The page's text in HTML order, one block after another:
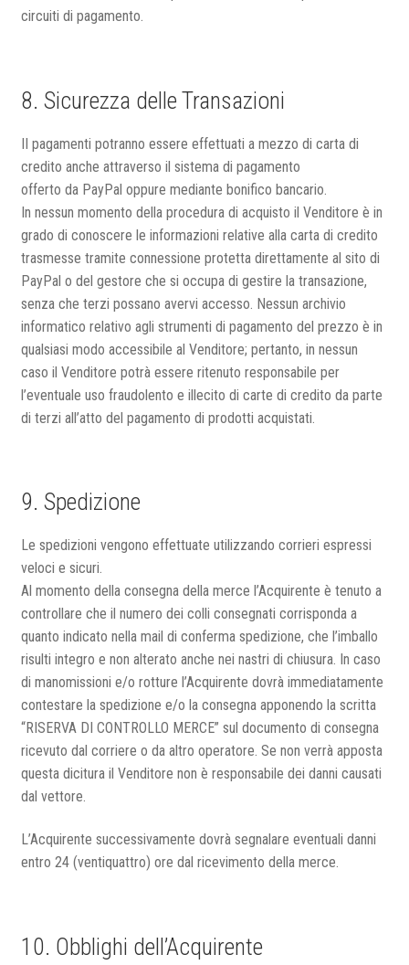
circuiti di pagamento.
8. Sicurezza delle Transazioni
II pagamenti potranno essere effettuati a mezzo di carta di
credito anche attraverso il sistema di pagamento
offerto da PayPal oppure mediante bonifico bancario.
In nessun momento della procedura di acquisto il Venditore è in
grado di conoscere le informazioni relative alla carta di credito
trasmesse tramite connessione protetta direttamente al sito di
PayPal o del gestore che si occupa di gestire la transazione,
senza che terzi possano avervi accesso. Nessun archivio
informatico relativo agli strumenti di pagamento del prezzo è in
qualsiasi modo accessibile al Venditore; pertanto, in nessun
caso il Venditore potrà essere ritenuto responsabile per
l’eventuale uso fraudolento e illecito di carte di credito da parte
di terzi all’atto del pagamento di prodotti acquistati.
9. Spedizione
Le spedizioni vengono effettuate utilizzando corrieri espressi
veloci e sicuri.
Al momento della consegna della merce l’Acquirente è tenuto a
controllare che il numero dei colli consegnati corrisponda a
quanto indicato nella mail di conferma spedizione, che l’imballo
risulti integro e non alterato anche nei nastri di chiusura. In caso
di manomissioni e/o rotture l’Acquirente dovrà immediatamente
contestare la spedizione e/o la consegna apponendo la scritta
“RISERVA DI CONTROLLO MERCE” sul documento di consegna
ricevuto dal corriere o da altro operatore. Se non verrà apposta
questa dicitura il Venditore non è responsabile dei danni causati
dal vettore.
L’Acquirente successivamente dovrà segnalare eventuali danni
entro 24 (ventiquattro) ore dal ricevimento della merce.
10. Obblighi dell’Acquirente